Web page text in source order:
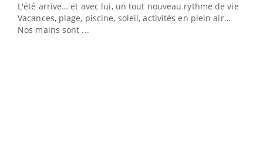
L'été arrive… et avec lui, un tout nouveau rythme de vie !
Vacances, plage, piscine, soleil, activités en plein air…
Nos mains sont ...